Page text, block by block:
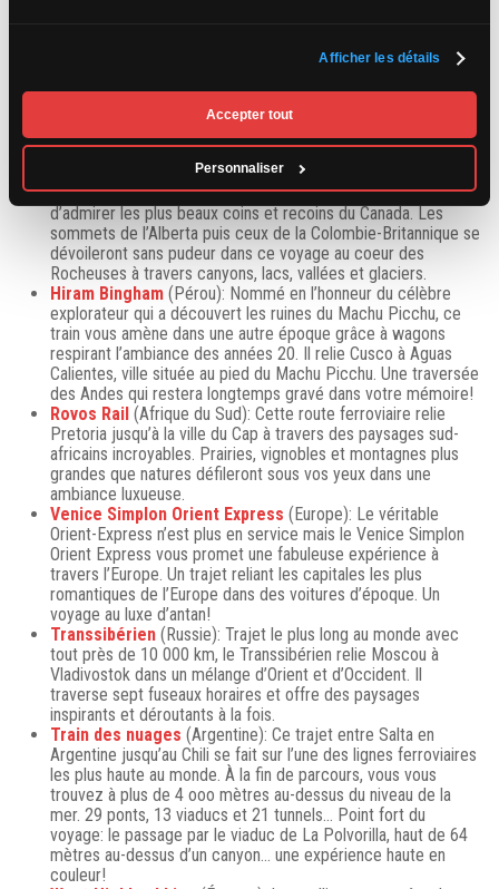
Afficher les détails
Accepter tout
Personnaliser
(Norvège): Ce trajet en train de 500 km relie
semblent être découpés au couteau et des paysages
désertiques qui semblent figés dans le temps. Moment
reconnue pour être la plus raide au monde.
(Canada): Quatre itinéraires différents à
travers sept chaînes de montagnes vous permettront
d’admirer les plus beaux coins et recoins du Canada. Les
sommets de l’Alberta puis ceux de la Colombie-Britannique se
dévoileront sans pudeur dans ce voyage au coeur des
Rocheuses à travers canyons, lacs, vallées et glaciers.
Hiram Bingham (Pérou): Nommé en l’honneur du célèbre
explorateur qui a découvert les ruines du Machu Picchu, ce
train vous amène dans une autre époque grâce à wagons
respirant l’ambiance des années 20. Il relie Cusco à Aguas
Calientes, ville située au pied du Machu Picchu. Une traversée
des Andes qui restera longtemps gravé dans votre mémoire!
Rovos Rail (Afrique du Sud): Cette route ferroviaire relie
Pretoria jusqu’à la ville du Cap à travers des paysages sud-
africains incroyables. Prairies, vignobles et montagnes plus
grandes que natures défileront sous vos yeux dans une
ambiance luxueuse.
Venice Simplon Orient Express (Europe): Le véritable
Orient-Express n’est plus en service mais le Venice Simplon
Orient Express vous promet une fabuleuse expérience à
travers l’Europe. Un trajet reliant les capitales les plus
romantiques de l’Europe dans des voitures d’époque. Un
voyage au luxe d’antan!
Transsibérien (Russie): Trajet le plus long au monde avec
tout près de 10 000 km, le Transsibérien relie Moscou à
Vladivostok dans un mélange d’Orient et d’Occident. Il
traverse sept fuseaux horaires et offre des paysages
inspirants et déroutants à la fois.
Train des nuages (Argentine): Ce trajet entre Salta en
Argentine jusqu’au Chili se fait sur l’une des lignes ferroviaires
les plus haute au monde. À la fin de parcours, vous vous
trouvez à plus de 4 ooo mètres au-dessus du niveau de la
mer. 29 ponts, 13 viaducs et 21 tunnels… Point fort du
voyage: le passage par le viaduc de La Polvorilla, haut de 64
mètres au-dessus d’un canyon… une expérience haute en
couleur!